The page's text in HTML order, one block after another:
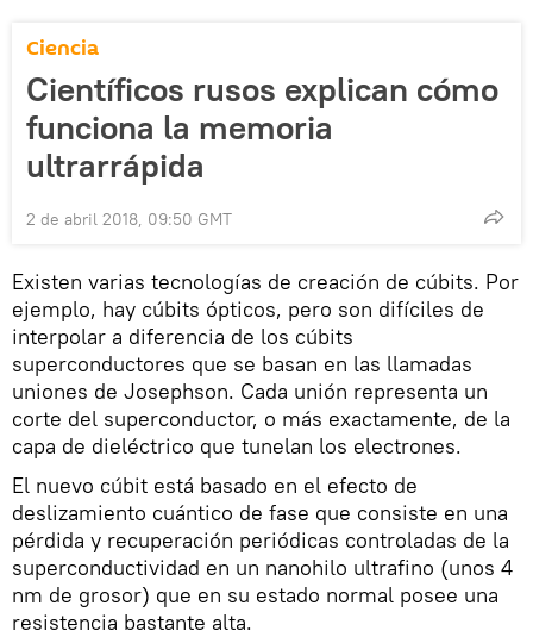
Ciencia
Científicos rusos explican cómo
funciona la memoria
ultrarrápida
2 de abril 2018, 09:50 GMT
Existen varias tecnologías de creación de cúbits. Por
ejemplo, hay cúbits ópticos, pero son difíciles de
interpolar a diferencia de los cúbits
superconductores que se basan en las llamadas
uniones de Josephson. Cada unión representa un
corte del superconductor, o más exactamente, de la
capa de dieléctrico que tunelan los electrones.
El nuevo cúbit está basado en el efecto de
deslizamiento cuántico de fase que consiste en una
pérdida y recuperación periódicas controladas de la
superconductividad en un nanohilo ultrafino (unos 4
nm de grosor) que en su estado normal posee una
resistencia bastante alta.